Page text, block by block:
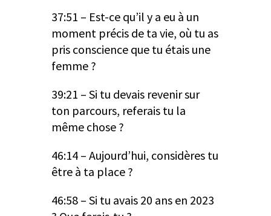
37:51 – Est-ce qu’il y a eu à un
moment précis de ta vie, où tu as
pris conscience que tu étais une
femme ?
39:21 – Si tu devais revenir sur
ton parcours, referais tu la
même chose ?
46:14 – Aujourd’hui, considères tu
être à ta place ?
46:58 – Si tu avais 20 ans en 2023